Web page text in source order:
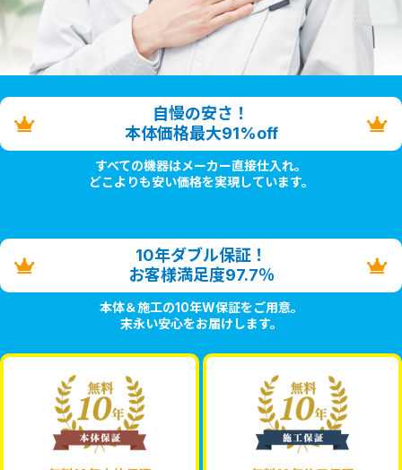
自慢の安さ！
本体価格最大91%off
すべての機器はメーカー直接仕入れ。
どこよりも安い価格を実現しています。
10年ダブル保証！
お客様満足度97.7％
本体＆施工の10年W保証をご用意。
末永い安心をお届けします。